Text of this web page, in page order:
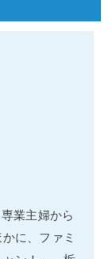
業主婦から
に、ファミ